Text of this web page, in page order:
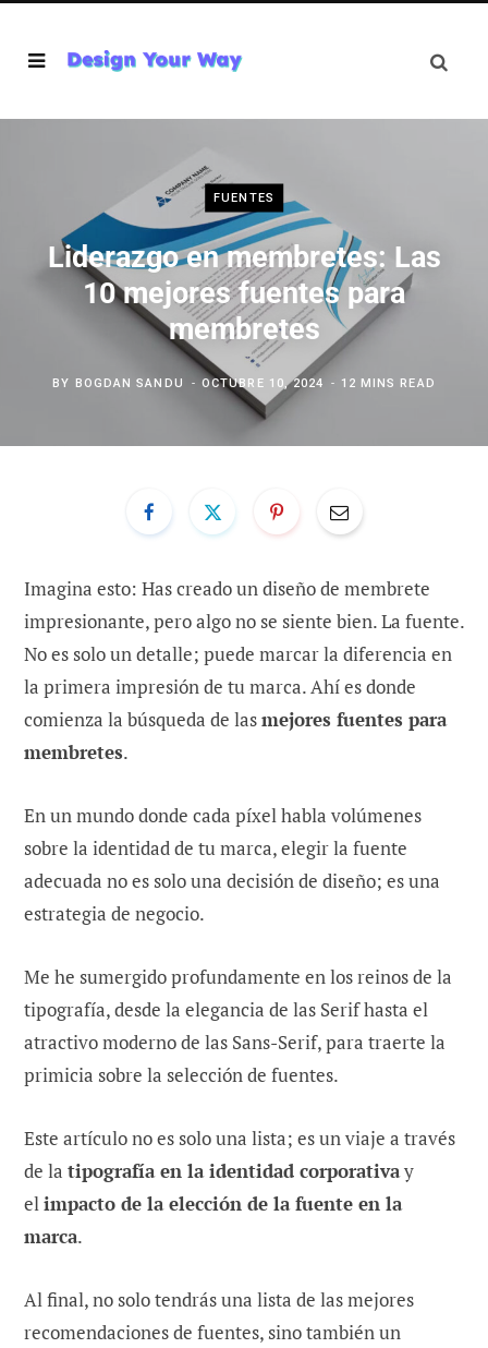
FUENTES
Liderazgo en membretes: Las
10 mejores fuentes para
membretes
BY BOGDAN SANDU OCTUBRE 10, 2024 12 MINS READ
Imagina esto: Has creado un diseño de membrete
impresionante, pero algo no se siente bien. La fuente.
No es solo un detalle; puede marcar la diferencia en
la primera impresión de tu marca. Ahí es donde
comienza la búsqueda de lasmejores fuentes para
membretes.
En un mundo donde cada píxel habla volúmenes
sobre la identidad de tu marca, elegir la fuente
adecuada no es solo una decisión de diseño; es una
estrategia de negocio.
Me he sumergido profundamente en los reinos de la
tipografía, desde la elegancia de las Serif hasta el
atractivo moderno de las Sans-Serif, para traerte la
primicia sobre la selección de fuentes.
Este artículo no es solo una lista; es un viaje a través
de la tipografía en la identidad corporativay
elimpacto de la elección de la fuente en la
marca.
Al final, no solo tendrás una lista de las mejores
recomendaciones de fuentes, sino también un